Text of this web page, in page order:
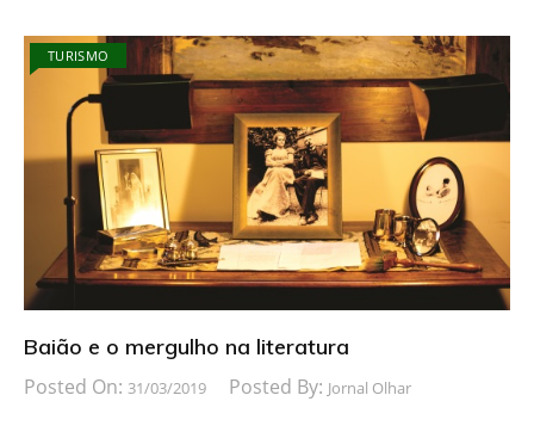
TURISMO
Baião e o mergulho na literatura
Posted On: 31/03/2019 Posted By: Jornal Olhar